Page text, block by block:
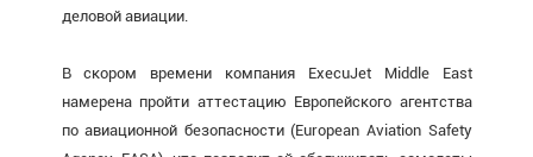
деловой авиации.
В скором времени компания ExecuJet Middle East
намерена пройти аттестацию Европейского агентства
по авиационной безопасности (European Aviation Safety